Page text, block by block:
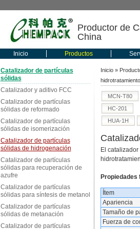
Productor de
China
Inicio Productos
Catalizador de partículas
sólidas
Catalizador y aditivo FCC
Catalizador de partículas
sólidas de reformado
Catalizador de partículas
sólidas de isomerización
Catalizador de partículas
sólidas de hidrogenación
Catalizador de partículas
sólidas para recuperación de
azufre
Catalizador de partículas
sólidas para síntesis de metanol
Catalizador de partículas
sólidas de metanación
Catalizador de partículas
Inicio»
MCN-T80
HC-201
HUA-1H
El
Propiedades
Ítem
Apariencia
Tamaño de
Fuerza de